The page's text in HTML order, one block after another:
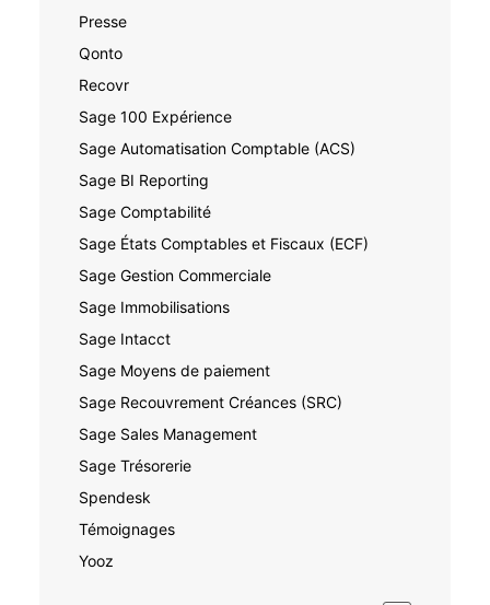
Presse
Qonto
Recovr
Sage 100 Expérience
Sage Automatisation Comptable (ACS)
Sage BI Reporting
Sage Comptabilité
Sage États Comptables et Fiscaux (ECF)
Sage Gestion Commerciale
Sage Immobilisations
Sage Intacct
Sage Moyens de paiement
Sage Recouvrement Créances (SRC)
Sage Sales Management
Sage Trésorerie
Spendesk
Témoignages
Yooz